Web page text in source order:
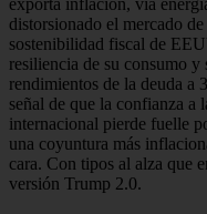
distorsionado el mercado
sostenibilidad fiscal de
resiliencia de su consumo
rendimientos de la deuda a
señal de que la confianza a
internacional pierde fuelle
una coyuntura más
cara. Con tipos al alza que
versión Trump 2.0.